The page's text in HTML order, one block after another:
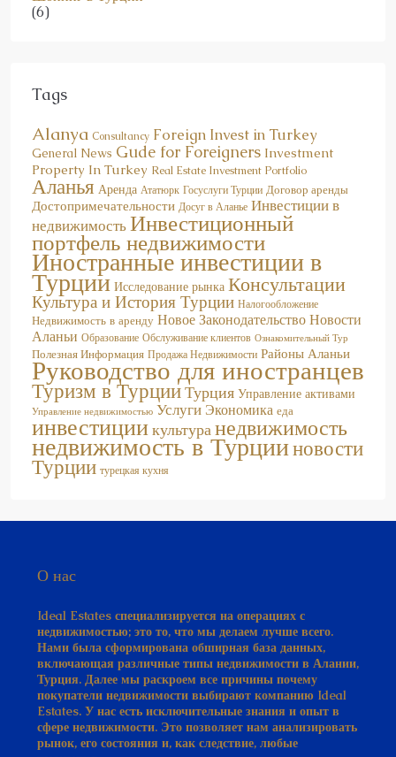
Alanya
General News Gude for Foreigners Investment
Property In Turkey Real Estate Investment Portfolio
Аланья Аренда Ататюрк Госуслуги Турции Договор аренды
Достопримечательности Досуг в Аланье
Инвестиции в
недвижимостьИнвестиционный
портфель недвижимости
Иностранные инвестиции в
Турции Исследование рынка Консультации
Культура и История Турции Налогообложение
Недвижимость в аренду Новое Законодательство Новости
Аланьи Образование Обслуживание клиентов Ознакомительный Тур
Полезная Информация Продажа Недвижимости Районы Аланьи
Руководство для иностранцев
Туризм в ТурцииТурция Управление активами
Управление недвижимостью УслугиЭкономика еда
инвестициикультуранедвижимость
недвижимость в Турцииновости
Турции турецкая кухня
недвижимостью; это то, что мы делаем лучше всего.
Нами была сформирована обширная база данных,
включающая различные типы недвижимости в Алании,
Турция. Далее мы раскроем все причины почему
покупатели недвижимости выбирают компанию Ideal
Estates. У нас есть исключительные знания и опыт в
сфере недвижимости. Это позволяет нам анализировать
рынок, его состояния и, как следствие, любые
изменения.